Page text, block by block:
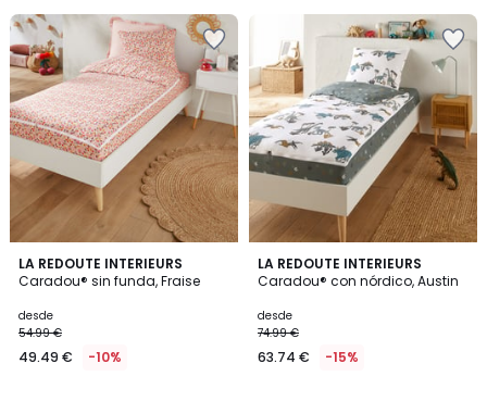
LA REDOUTE INTERIEURS
Caradou® sin funda, Fraise
desde
54.99 €
49.49 € -10%
3
/
LA REDOUTE INTERIEURS
Caradou® con nórdico, Austin
desde
74.99 €
63.74 € -15%
3,8
/ 5